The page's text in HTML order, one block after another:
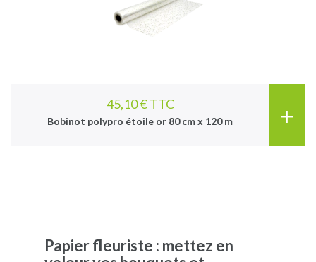
45,10 € TTC
Bobinot polypro étoile or 80 cm x 120 m +
Papier fleuriste : mettez en